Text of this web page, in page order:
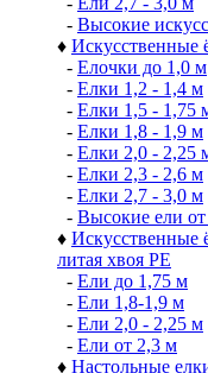
- Высокие
♦
- Елочки до 1,0 м
- Елки 1,2 - 1,4 м
- Елки 1,5 - 1,75
- Елки 1,8 - 1,9 м
- Елки 2,0 - 2,25
- Елки 2,3 - 2,6 м
- Елки 2,7 - 3,0 м
- Высокие ели
♦
литая хвоя РЕ
- Ели до 1,75 м
- Ели 1,8-1,9 м
- Ели 2,0 - 2,25 м
- Ели от 2,3 м
♦ Настольные